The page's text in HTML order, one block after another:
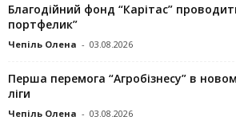
Благодійний фонд “Карітас”
портфелик”
Чепіль Олена - 03.08.2026
Перша перемога “Агробізнесу” в
ліги
Чепіль Олена - 03.08.2026